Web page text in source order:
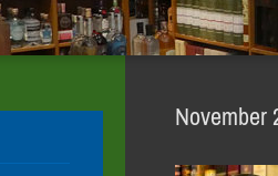
November